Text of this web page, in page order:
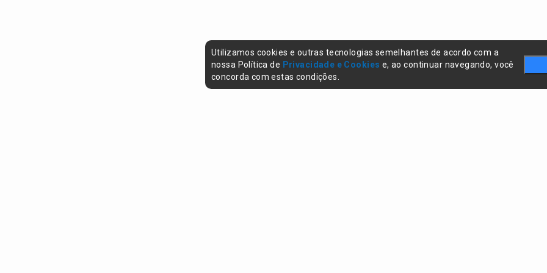
Utilizamos cookies e outras tecnologias semelhantes de acordo com a
nossa Política de Privacidade e Cookies e, ao continuar navegando, você
concorda com estas condições.